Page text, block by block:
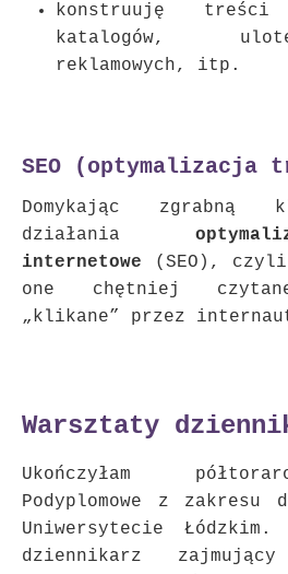
konstruuję
katalogów,
reklamowych, itp.
SEO (optymalizacja
Domykając zgrabną
działania
internetowe (SEO), czyli
one chętniej
„klikane” przez
Warsztaty
Ukończyłam
Podyplomowe z zakresu
Uniwersytecie Łódzkim.
dziennikarz